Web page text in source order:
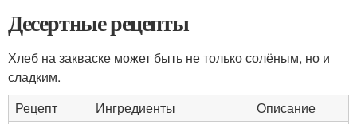
Десертные рецепты
Хлеб на закваске может быть не только солёным, но и
сладким.
Рецепт
Ингредиенты
Описание